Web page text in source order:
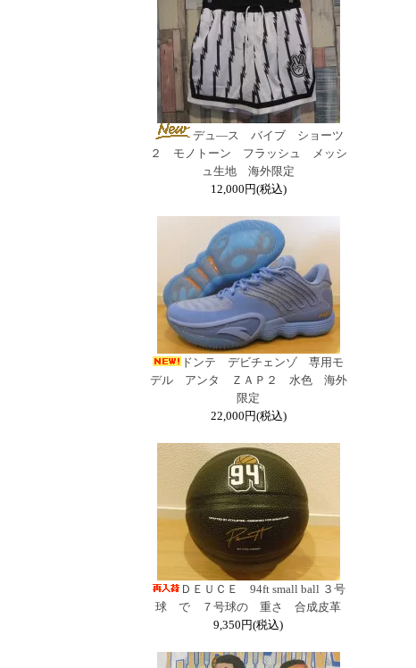
デュ―ス バイブ ショーツ
２ モノトーン フラッシュ メッシ
ュ生地 海外限定
12,000円(税込)
ドンテ デビチェンゾ 専用モ
デル アンタ ＺＡＰ２ 水色 海外
限定
22,000円(税込)
ＤＥＵＣＥ 94ft small ball ３号
球 で ７号球の 重さ 合成皮革
9,350円(税込)